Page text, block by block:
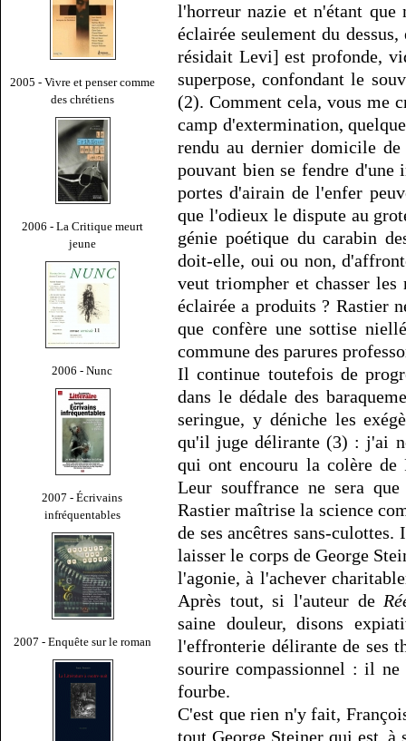
2005 - Vivre et penser comme
des chrétiens
2006 - La Critique meurt
jeune
2006 - Nunc
2007 - Écrivains
infréquentables
2007 - Enquête sur le roman
l'horreur nazie et n'étant que
éclairée seulement du
résidait Levi] est profonde,
superpose, confondant le
(2). Comment cela, vous me
camp d'extermination,
rendu au dernier domicile
pouvant bien se fendre d'une
portes d'airain de l'enfer
que l'odieux le dispute au
génie poétique du carabin
doit-elle, oui ou non,
veut triompher et chasser
éclairée a produits ? Rastier
que confère une sottise
commune des parures
Il continue toutefois de
dans le dédale des
seringue, y déniche les
qu'il juge délirante (3) : j'ai
qui ont encouru la colère de
Leur souffrance ne sera
Rastier maîtrise la science
de ses ancêtres sans-
laisser le corps de George
l'agonie, à l'achever
Après tout, si l'auteur de
saine douleur, disons
l'effronterie délirante de ses
sourire compassionnel : il
fourbe.
C'est que rien n'y fait,
tout George Steiner qui est, à